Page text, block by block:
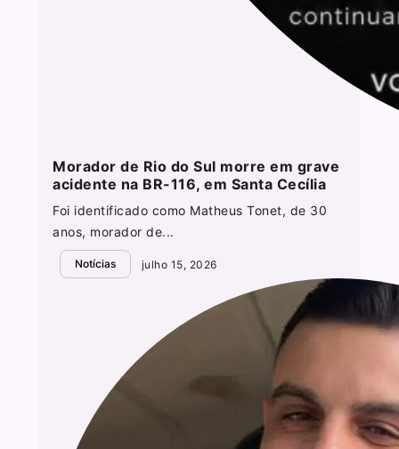
Morador de Rio do Sul morre em grave
acidente na BR-116, em Santa Cecília
Foi identificado como Matheus Tonet, de 30
anos, morador de...
Notícias julho 15, 2026